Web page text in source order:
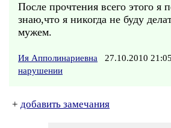
После прочтения всего этого я
знаю,что я никогда не буду
мужем.
Ия Апполинариевна 27.10.2010
нарушении
+ добавить замечания